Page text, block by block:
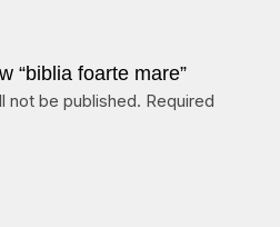
“biblia foarte mare”
not be published. Required